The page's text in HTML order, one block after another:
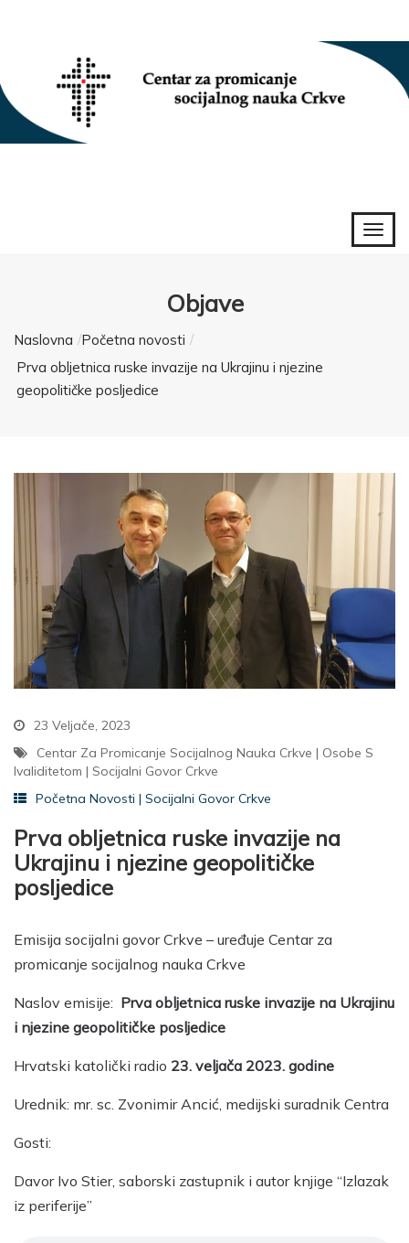
Objave
Naslovna Početna novosti
Prva obljetnica ruske invazije na Ukrajinu i njezine
geopolitičke posljedice
23 Veljače, 2023
Centar Za Promicanje Socijalnog Nauka Crkve | Osobe S
Ivaliditetom | Socijalni Govor Crkve
Početna Novosti | Socijalni Govor Crkve
Prva obljetnica ruske invazije na
Ukrajinu i njezine geopolitičke
posljedice
Emisija socijalni govor Crkve – uređuje Centar za
promicanje socijalnog nauka Crkve
Naslov emisije: Prva obljetnica ruske invazije na Ukrajinu
i njezine geopolitičke posljedice
Hrvatski katolički radio 23. veljača 2023. godine
Urednik: mr. sc. Zvonimir Ancić, medijski suradnik Centra
Gosti:
Davor Ivo Stier, saborski zastupnik i autor knjige “Izlazak
iz periferije”